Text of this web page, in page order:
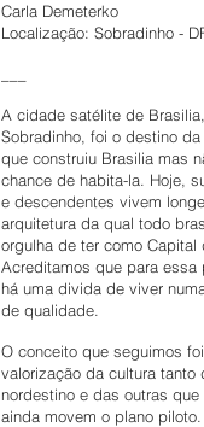
Carla Demeterko
Localização: Sobradinho -
A cidade satélite de Brasilia,
Sobradinho, foi o destino
que construiu Brasilia mas
chance de habita-la. Hoje,
e descendentes vivem
arquitetura da qual todo
orgulha de ter como Capital
Acreditamos que para essa
há uma divida de viver
de qualidade.
O conceito que seguimos
valorização da cultura tanto
nordestino e das outras que
ainda movem o plano